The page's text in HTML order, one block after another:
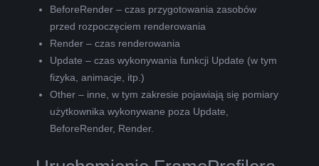
BeforeRender – czas przygotowania zasobów
przed rozpoczęciem renderowania
Render – czas renderowania
Update – czas wykonywania funkcji Update (w tym
fizyka, animacje, itp.)
Other – inne, w tym zakresie pojawiają się pomiary
użytkownika wykonywane poza Update,
BeforeRender, Render.